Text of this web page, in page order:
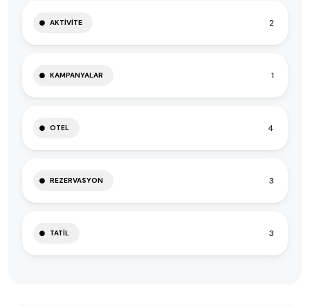
AKTIVITE 2
KAMPANYALAR 1
OTEL 4
REZERVASYON 3
TATIL 3